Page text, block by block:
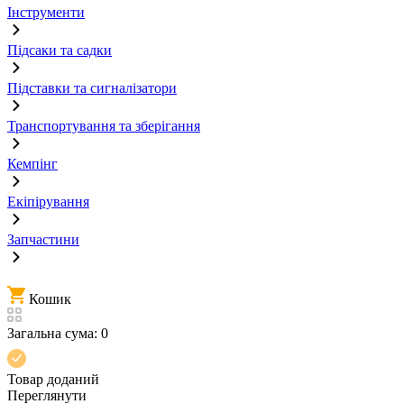
Інструменти
Підсаки та садки
Підставки та сигналізатори
Транспортування та зберігання
Кемпінг
Екіпірування
Запчастини
Кошик
Загальна сума: 0
Товар доданий
Переглянути